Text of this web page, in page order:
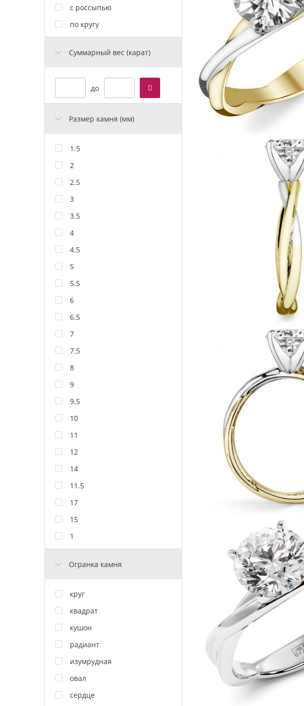
с россыпью
по кругу
Cуммарный вес (карат)
до
Размер камня (мм)
1.5
2
2.5
3
3.5
4
4.5
5
5.5
6
6.5
7
7.5
8
9
9.5
10
11
12
14
11.5
17
15
1
Огранка камня
круг
квадрат
кушон
радиант
изумрудная
овал
сердце